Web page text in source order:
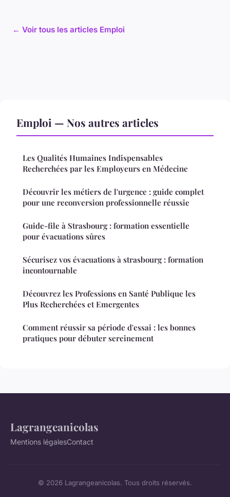
← Voir tous les articles Emploi
Emploi — Nos autres articles
Les Qualités Humaines Indispensables
Recherchées par les Employeurs en Médecine
Découvrir les métiers de l'urgence : guide complet
pour une reconversion professionnelle réussie
Guide-file à Strasbourg : formation essentielle
pour évacuations sûres
Sécurisez vos évacuations à strasbourg : formation
incontournable
Découvrez les Professions en Santé Publique les
Plus Recherchées et Emergentes
Comment réussir sa période d'essai : les bonnes
pratiques pour débuter sereinement
Lagrangeanicolas
Mentions légalesContact
© 2026 Lagrangeanicolas. Tous droits réservés.